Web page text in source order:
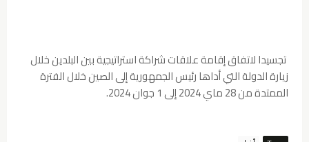
تجسيدا لاتفاق إقامة علاقات شراكة استراتيجية بين البلدين خلال
زيارة الدولة التي أداها رئيس الجمهورية إلى الصين خلال الفترة
الممتدة من 28 ماي 2024 إلى 1 جوان 2024.